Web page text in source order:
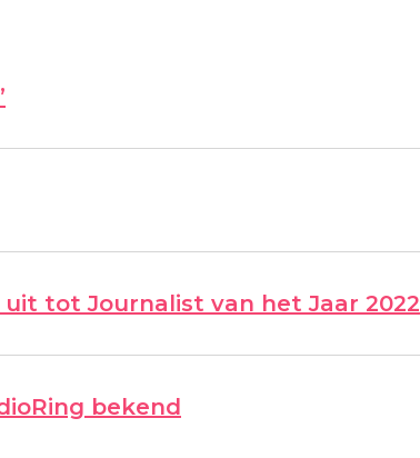
tot Journalist van het Jaar 2022
bekend